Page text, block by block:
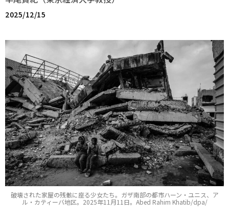
2025/12/15
破壊された家屋の残骸に座る少女たち。ガザ南部の都市ハーン・ユニス、ア
ル・カティーバ地区。2025年11月11日。Abed Rahim Khatib/dpa/